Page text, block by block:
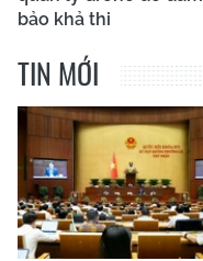
bảo khả thi
TIN MỚI